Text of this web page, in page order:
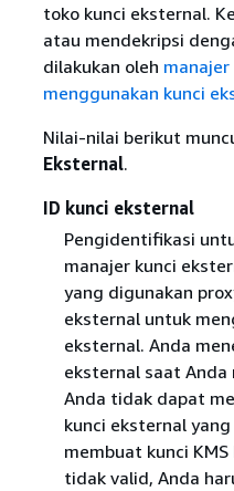
toko kunci eksternal.
atau mendekripsi
dilakukan oleh
menggunakan kunci
Nilai-nilai berikut
Eksternal.
ID kunci eksternal
Pengidentifikasi
manajer kunci
yang digunakan
eksternal untuk
eksternal. Anda
eksternal saat Anda
Anda tidak dapat
kunci eksternal
membuat kunci
tidak valid, Anda